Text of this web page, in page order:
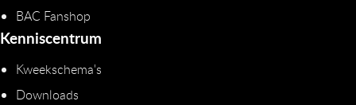
BAC Fanshop
Kenniscentrum
Kweekschema's
Downloads